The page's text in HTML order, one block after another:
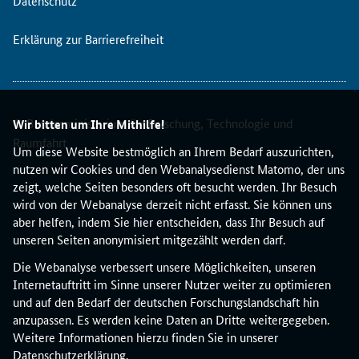
Wir bitten um Ihre Mithilfe!
Um diese Website bestmöglich an Ihrem Bedarf auszurichten,
nutzen wir Cookies und den Webanalysedienst Matomo, der uns
zeigt, welche Seiten besonders oft besucht werden. Ihr Besuch
wird von der Webanalyse derzeit nicht erfasst. Sie können uns
aber helfen, indem Sie hier entscheiden, dass Ihr Besuch auf
unseren Seiten anonymisiert mitgezählt werden darf.
Die Webanalyse verbessert unsere Möglichkeiten, unseren
Internetauftritt im Sinne unserer Nutzer weiter zu optimieren
und auf den Bedarf der deutschen Forschungslandschaft hin
anzupassen. Es werden keine Daten an Dritte weitergegeben.
Weitere Informationen hierzu finden Sie in unserer
Datenschutzerklärung.
r
h
e
d
e
n
e
n
B
e
s
t
a
n
d
t
Erklärung zur Barrierefreiheit
© Bundesministerium für Forschung, Technologie und
Raumfahrt